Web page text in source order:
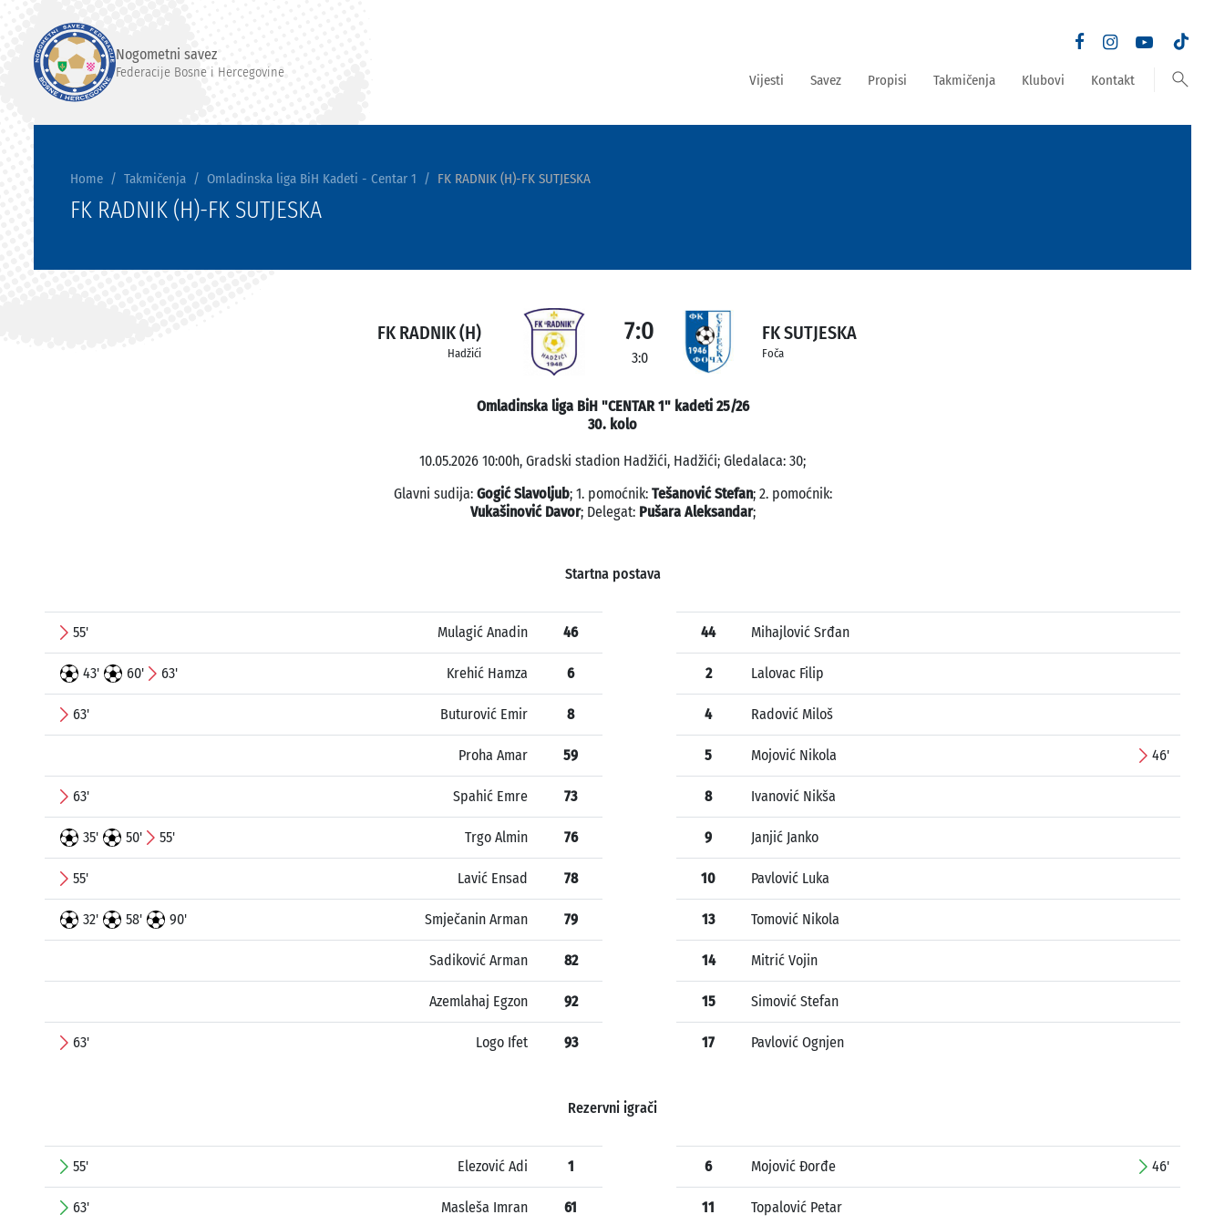
Nogometni savez
Federacije Bosne i Hercegovine Vijesti Savez Propisi Takmičenja Klubovi Kontakt search
Home Takmičenja Omladinska liga BiH Kadeti - Centar 1 FK RADNIK (H)-FK SUTJESKA
FK RADNIK (H)-FK SUTJESKA
FK RADNIK (H)
Hadžići
7:0
3:0
FK SUTJESKA
Foča
Omladinska liga BiH "CENTAR 1" kadeti 25/26
30. kolo
10.05.2026 10:00h, Gradski stadion Hadžići, Hadžići; Gledalaca: 30;
Glavni sudija: Gogić Slavoljub; 1. pomoćnik: Tešanović Stefan; 2. pomoćnik:
Vukašinović Davor; Delegat: Pušara Aleksandar;
Startna postava
55' Mulagić Anadin 46
43' 60' 63' Krehić Hamza 6
63' Buturović Emir 8
Proha Amar 59
63' Spahić Emre 73
35' 50' 55' Trgo Almin 76
55' Lavić Ensad 78
32' 58' 90' Smječanin Arman 79
Sadiković Arman 82
Azemlahaj Egzon 92
63' Logo Ifet 93
44 Mihajlović Srđan
2 Lalovac Filip
4 Radović Miloš
5 Mojović Nikola 46'
8 Ivanović Nikša
9 Janjić Janko
10 Pavlović Luka
13 Tomović Nikola
14 Mitrić Vojin
15 Simović Stefan
17 Pavlović Ognjen
Rezervni igrači
55' Elezović Adi 1
63' Masleša Imran 61
6 Mojović Đorđe 46'
11 Topalović Petar